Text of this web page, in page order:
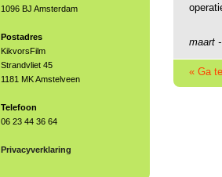
1096 BJ Amsterdam
Postadres
KikvorsFilm
Strandvliet 45
1181 MK Amstelveen
Telefoon
06 23 44 36 64
Privacyverklaring
maart
« Ga